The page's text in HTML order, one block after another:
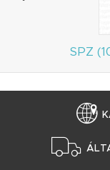
SPZ